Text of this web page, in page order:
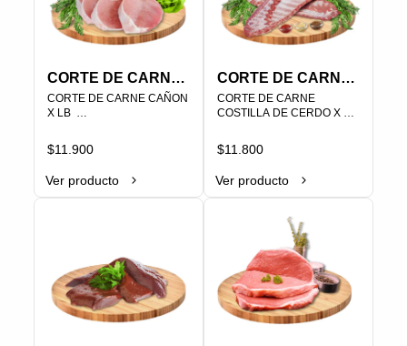
CORTE DE CARNE
CAÑON X LB
CORTE DE CARNE CAÑON
X LB
$11.900
Ver producto
CORTE DE CARNE
COSTILLA DE
CERDO X LB
CORTE DE CARNE
COSTILLA DE CERDO X LB
PLU   000257
$11.800
Ver producto